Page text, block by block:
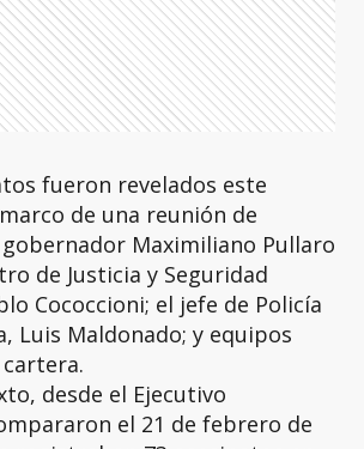
fueron revelados este
de una reunión de
Maximiliano Pullaro
de Justicia y Seguridad
Cococcioni; el jefe de Policía
Luis Maldonado; y equipos
desde el Ejecutivo
el 21 de febrero de